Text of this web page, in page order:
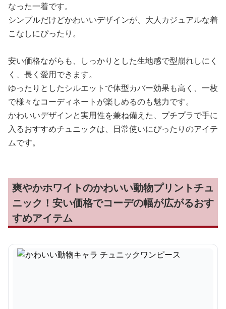
なった一着です。
シンプルだけどかわいいデザインが、大人カジュアルな着
こなしにぴったり。
安い価格ながらも、しっかりとした生地感で型崩れしにく
く、長く愛用できます。
ゆったりとしたシルエットで体型カバー効果も高く、一枚
で様々なコーディネートが楽しめるのも魅力です。
かわいいデザインと実用性を兼ね備えた、プチプラで手に
入るおすすめチュニックは、日常使いにぴったりのアイテ
ムです。
爽やかホワイトのかわいい動物プリントチュ
ニック！安い価格でコーデの幅が広がるおす
すめアイテム